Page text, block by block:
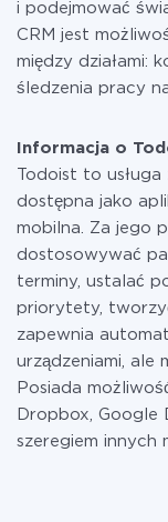
i podejmować
CRM jest
między działami:
śledzenia pracy
Informacja o
Todoist to
dostępna jako
mobilna. Za jego
dostosowywać
terminy, ustalać
priorytety,
zapewnia
urządzeniami, ale
Posiada
Dropbox, Google
szeregiem innych